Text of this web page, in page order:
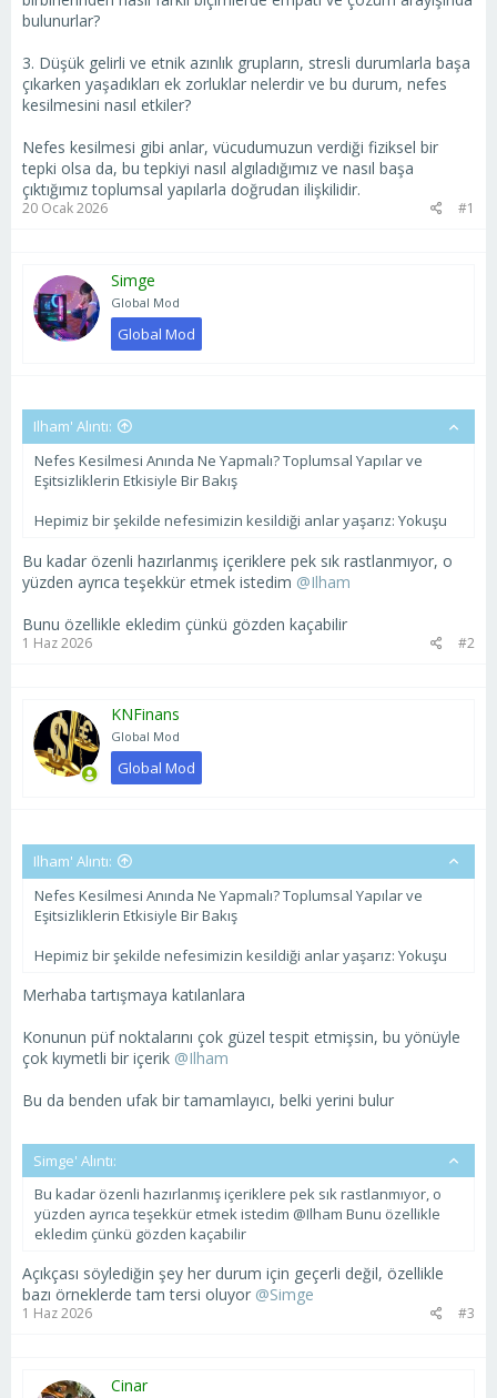
bulunurlar?
3. Düşük gelirli ve etnik azınlık grupların, stresli durumlarla başa
çıkarken yaşadıkları ek zorluklar nelerdir ve bu durum, nefes
kesilmesini nasıl etkiler?
Nefes kesilmesi gibi anlar, vücudumuzun verdiği fiziksel bir
tepki olsa da, bu tepkiyi nasıl algıladığımız ve nasıl başa
çıktığımız toplumsal yapılarla doğrudan ilişkilidir.
20 Ocak 2026 #1
Simge
Global Mod
Global Mod
Ilham' Alıntı:
Nefes Kesilmesi Anında Ne Yapmalı? Toplumsal Yapılar ve
Eşitsizliklerin Etkisiyle Bir Bakış
Hepimiz bir şekilde nefesimizin kesildiği anlar yaşarız: Yokuşu
Bu kadar özenli hazırlanmış içeriklere pek sık rastlanmıyor, o
yüzden ayrıca teşekkür etmek istedim @Ilham
Bunu özellikle ekledim çünkü gözden kaçabilir
1 Haz 2026 #2
KNFinans
Global Mod
Global Mod
Ilham' Alıntı:
Nefes Kesilmesi Anında Ne Yapmalı? Toplumsal Yapılar ve
Eşitsizliklerin Etkisiyle Bir Bakış
Hepimiz bir şekilde nefesimizin kesildiği anlar yaşarız: Yokuşu
Merhaba tartışmaya katılanlara
Konunun püf noktalarını çok güzel tespit etmişsin, bu yönüyle
çok kıymetli bir içerik @Ilham
Bu da benden ufak bir tamamlayıcı, belki yerini bulur
Simge' Alıntı:
Bu kadar özenli hazırlanmış içeriklere pek sık rastlanmıyor, o
yüzden ayrıca teşekkür etmek istedim @Ilham Bunu özellikle
ekledim çünkü gözden kaçabilir
Açıkçası söylediğin şey her durum için geçerli değil, özellikle
bazı örneklerde tam tersi oluyor @Simge
1 Haz 2026 #3
Cinar